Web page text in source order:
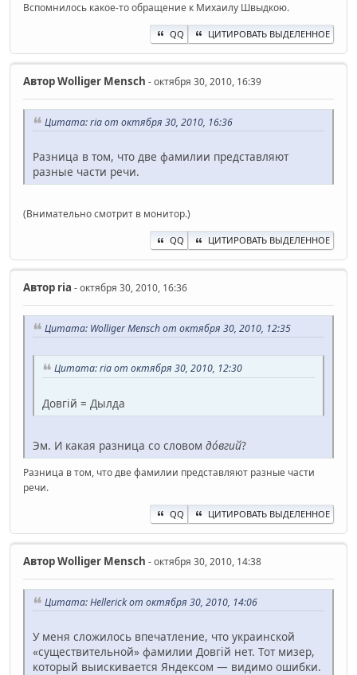
Вспомнилось какое-то обращение к Михаилу Швыдкою.
QQ ЦИТИРОВАТЬ ВЫДЕЛЕННОЕ
АвторWolliger Mensch - октября 30, 2010, 16:39
Цитата: ria от октября 30, 2010, 16:36
Разница в том, что две фамилии представляют
разные части речи.
(Внимательно смотрит в монитор.)
QQ ЦИТИРОВАТЬ ВЫДЕЛЕННОЕ
Автор ria - октября 30, 2010, 16:36
Цитата: Wolliger Mensch от октября 30, 2010, 12:35
Цитата: ria от октября 30, 2010, 12:30
Довгій = Дылда
Эм. И какая разница со словом до́вгий?
Разница в том, что две фамилии представляют разные части
речи.
QQ ЦИТИРОВАТЬ ВЫДЕЛЕННОЕ
АвторWolliger Mensch - октября 30, 2010, 14:38
Цитата: Hellerick от октября 30, 2010, 14:06
У меня сложилось впечатление, что украинской
«существительной» фамилии Довгій нет. Тот мизер,
который выискивается Яндексом — видимо ошибки.